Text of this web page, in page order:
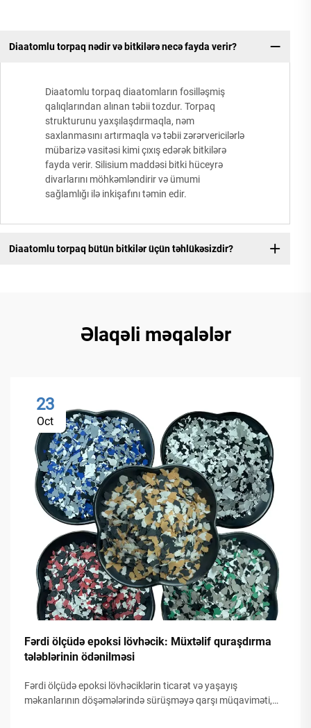
Diaatomlu torpaq nədir və bitkilərə necə fayda verir?
Diaatomlu torpaq diaatomların fosilləşmiş
qalıqlarından alınan təbii tozdur. Torpaq
strukturunu yaxşılaşdırmaqla, nəm
saxlanmasını artırmaqla və təbii zərərvericilərlə
mübarizə vasitəsi kimi çıxış edərək bitkilərə
fayda verir. Silisium maddəsi bitki hüceyrə
divarlarını möhkəmləndirir və ümumi
sağlamlığı ilə inkişafını təmin edir.
Diaatomlu torpaq bütün bitkilər üçün təhlükəsizdir?
Əlaqəli məqalələr
23
Oct
Fərdi ölçüdə epoksi lövhəcik: Müxtəlif quraşdırma
tələblərinin ödənilməsi
Fərdi ölçüdə epoksi lövhəciklərin ticarət və yaşayış
məkanlarının döşəmələrində sürüşməyə qarşı müqaviməti,